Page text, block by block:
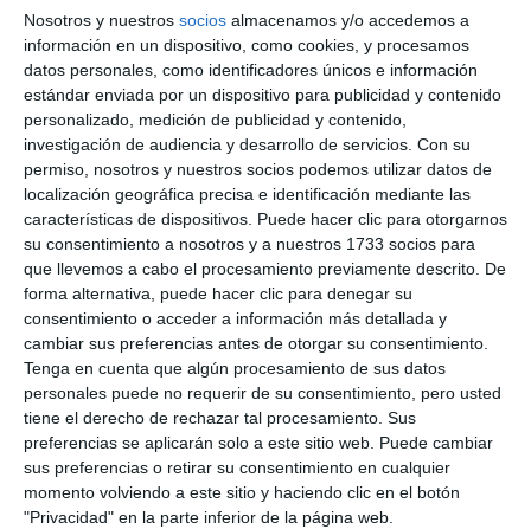
Nosotros y nuestros socios almacenamos y/o accedemos a
información en un dispositivo, como cookies, y procesamos
datos personales, como identificadores únicos e información
estándar enviada por un dispositivo para publicidad y contenido
personalizado, medición de publicidad y contenido,
investigación de audiencia y desarrollo de servicios. Con su
permiso, nosotros y nuestros socios podemos utilizar datos de
localización geográfica precisa e identificación mediante las
características de dispositivos. Puede hacer clic para otorgarnos
su consentimiento a nosotros y a nuestros 1733 socios para
que llevemos a cabo el procesamiento previamente descrito. De
forma alternativa, puede hacer clic para denegar su
consentimiento o acceder a información más detallada y
cambiar sus preferencias antes de otorgar su consentimiento.
Tenga en cuenta que algún procesamiento de sus datos
personales puede no requerir de su consentimiento, pero usted
tiene el derecho de rechazar tal procesamiento. Sus
preferencias se aplicarán solo a este sitio web. Puede cambiar
sus preferencias o retirar su consentimiento en cualquier
momento volviendo a este sitio y haciendo clic en el botón
"Privacidad" en la parte inferior de la página web.